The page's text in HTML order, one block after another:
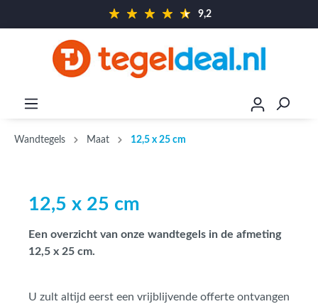
9,2
Wandtegels Maat 12,5 x 25 cm
12,5 x 25 cm
Een overzicht van onze wandtegels in de afmeting
12,5 x 25 cm.
U zult altijd eerst een vrijblijvende offerte ontvangen